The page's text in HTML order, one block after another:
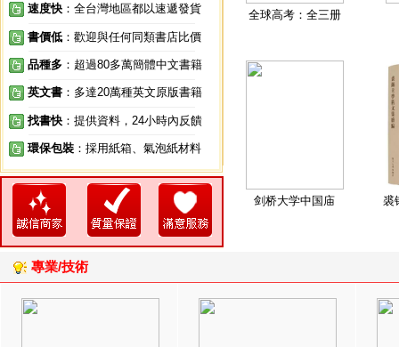
速度快 ：全台灣地區都以速遞發貨
書價低 ：歡迎與任何同類書店比價
品種多 ：超過80多萬簡體中文書籍
英文書 ：多達20萬種英文原版書籍
找書快 ：提供資料，24小時內反饋
環保包裝 ：採用紙箱、氣泡紙材料
全球高考：全三册
剑桥大学中国庙 裘
專業/技術